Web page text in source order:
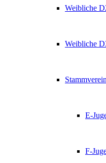
Weibliche
Weibliche
E-
F-